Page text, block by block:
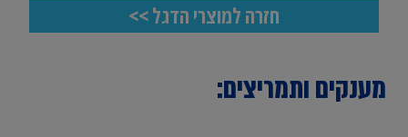
חזרה למוצרי הדגל >>
מענקים ותמריצים: